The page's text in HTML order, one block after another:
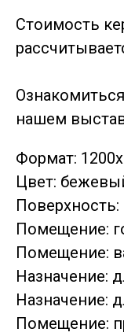
Стоимость
нашем
Формат:
Цвет:
Поверхность:
Помещение:
Помещение:
Назначение:
Назначение:
Помещение: